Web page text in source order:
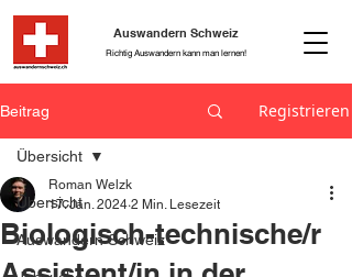
Richtig Auswandern kann man lernen!
Auswandern Schweiz
Beitrag Registrieren
Übersicht
Auswandern Schweiz
Übersicht
Biologisch-technische/r
Roman Welzk
17. Jan. 2024 2 Min. Lesezeit